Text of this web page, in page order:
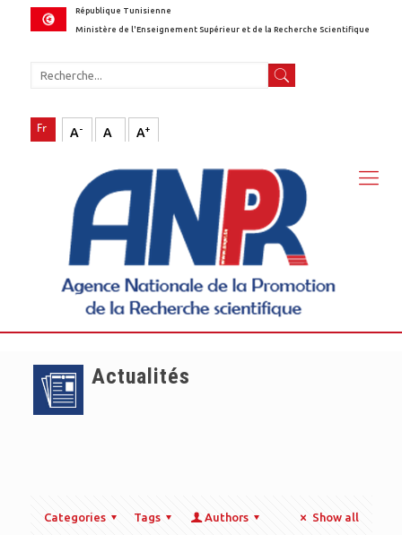
République Tunisienne
Ministère de l'Enseignement Supérieur et de la Recherche Scientifique
A- A A+
Actualités
Categories Tags Authors Show all